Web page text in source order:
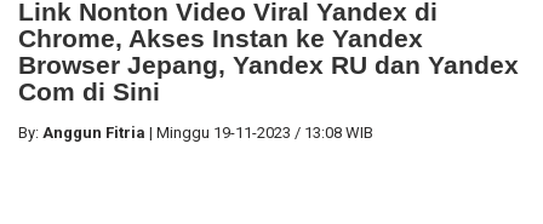
Link Nonton Video Viral Yandex di
Chrome, Akses Instan ke Yandex
Browser Jepang, Yandex RU dan Yandex
Com di Sini
By: Anggun Fitria | Minggu 19-11-2023 / 13:08 WIB